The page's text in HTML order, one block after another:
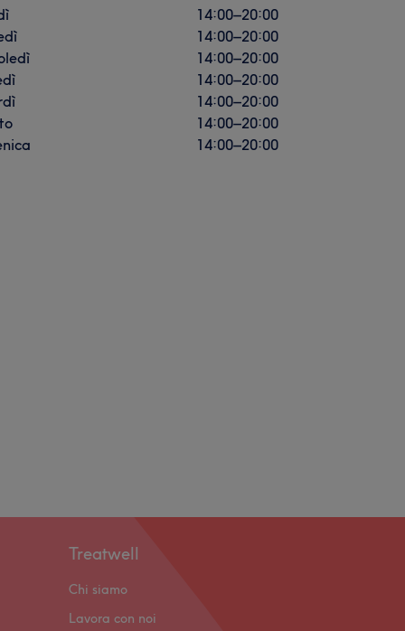
14:00–20:00
14:00–20:00
14:00–20:00
14:00–20:00
14:00–20:00
14:00–20:00
14:00–20:00
Treatwell
Chi siamo
Lavora con noi